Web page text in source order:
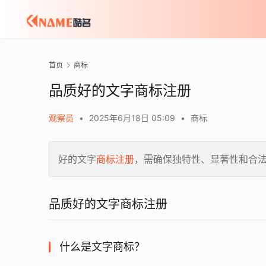
首页 商标
品质好的文字商标注册
观察员 • 2025年6月18日 05:09 • 商标
好的文字商标注册，需确保独特性、显著性和合
品质好的文字商标注册
什么是文字商标？